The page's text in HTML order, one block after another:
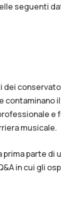
seguenti
contaminano
e
musicale.
parte di
in cui gli